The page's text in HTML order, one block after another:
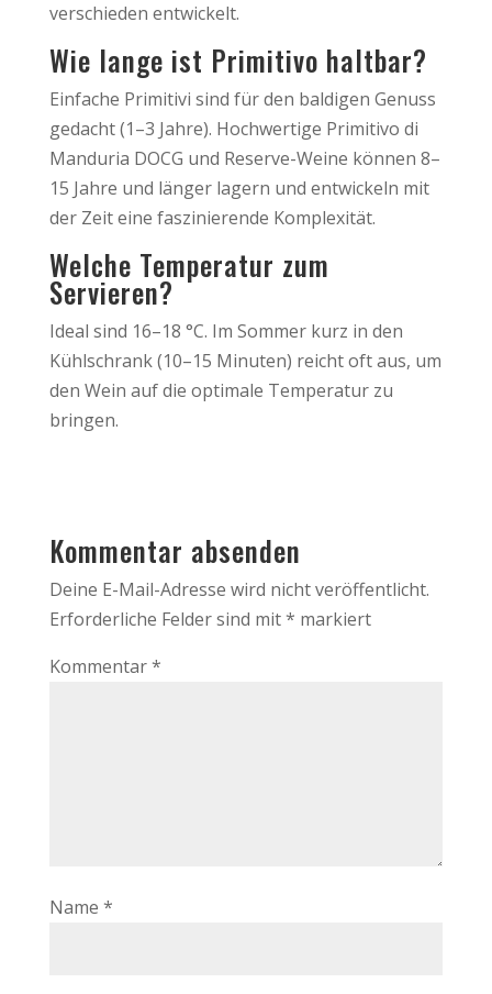
verschieden entwickelt.
Wie lange ist Primitivo haltbar?
Einfache Primitivi sind für den baldigen Genuss
gedacht (1–3 Jahre). Hochwertige Primitivo di
Manduria DOCG und Reserve-Weine können 8–
15 Jahre und länger lagern und entwickeln mit
der Zeit eine faszinierende Komplexität.
Welche Temperatur zum
Servieren?
Ideal sind 16–18 °C. Im Sommer kurz in den
Kühlschrank (10–15 Minuten) reicht oft aus, um
den Wein auf die optimale Temperatur zu
bringen.
Kommentar absenden
Deine E-Mail-Adresse wird nicht veröffentlicht.
Erforderliche Felder sind mit* markiert
Kommentar*
Name *